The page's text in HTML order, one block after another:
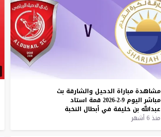
مشاهدة مباراة الدحيل والشارقة بث
مباشر اليوم 9-2-2026 قمة استاد
عبدالله بن خليفة في أبطال النخبة
منذ 6 أشهر